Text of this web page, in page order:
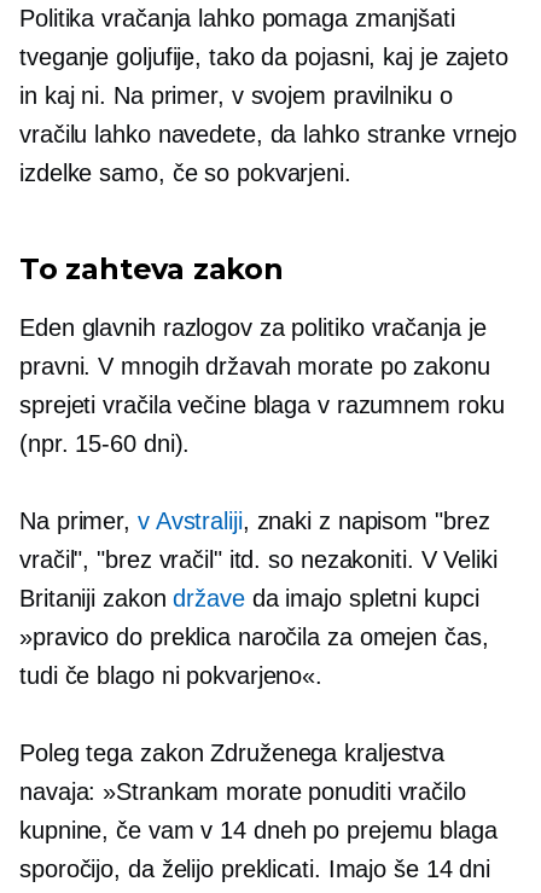
Politika vračanja lahko pomaga zmanjšati
tveganje goljufije, tako da pojasni, kaj je zajeto
in kaj ni. Na primer, v svojem pravilniku o
vračilu lahko navedete, da lahko stranke vrnejo
izdelke samo, če so pokvarjeni.
To zahteva zakon
Eden glavnih razlogov za politiko vračanja je
pravni. V mnogih državah morate po zakonu
sprejeti vračila večine blaga v razumnem roku
(npr. 15-60dni).
Na primer, v Avstraliji, znaki z napisom "brez
vračil", "brez vračil" itd. so nezakoniti. V Veliki
Britaniji zakondržaveda imajo spletni kupci
»pravico do preklica naročila za omejen čas,
tudi če blago ni pokvarjeno«.
Poleg tega zakon Združenega kraljestva
navaja: »Strankam morate ponuditi vračilo
kupnine, če vam v 14 dneh po prejemu blaga
sporočijo, da želijo preklicati. Imajo še 14 dni